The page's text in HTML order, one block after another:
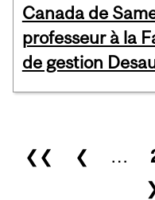
Canada de
professeur à la
de gestion
Pages
❮❮ ❮ …